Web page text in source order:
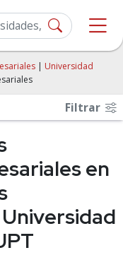
| Universidad
Filtrar
en